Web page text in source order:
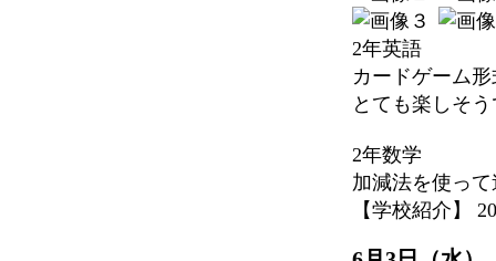
2年英語
カードゲーム
とても楽しそ
2年数学
加減法を使っ
【学校紹介】